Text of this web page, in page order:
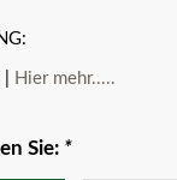
Hier mehr.....
Sie: *